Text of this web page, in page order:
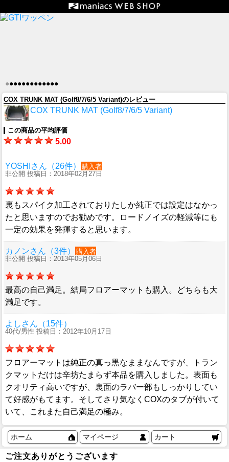
●●●●●●●●●●●●●
COX TRUNK MAT (Golf8/7/6/5 Variant)のレビュー
COX TRUNK MAT (Golf8/7/6/5 Variant)
この商品の平均評価
5.00
YOSHIさん（26件）
購入者
非公開 投稿日：2018年02月27日
裏もスパイク加工されておりたしか純正では設定はなかっ
たと思いますのでお勧めです。ロードノイズの軽減等にも
一定の効果を発揮すると思います。
カノンさん（3件）
購入者
非公開 投稿日：2013年05月06日
最高の自己満足。結局フロアーマットも購入。どちらも大
満足です。
よしさん（15件）
40代/男性 投稿日：2012年10月17日
フロアーマットは純正の真っ黒なままなんですが、トラン
クマットだけは辛坊たまらず本品を購入しました。表面も
クオリティ高いですが、裏面のラバー部もしっかりしてい
て好感がもてます。そしてさり気なくCOXのタブが付いて
いて、これまた自己満足の極み。
ホーム マイページ カート
ご注文ありがとうございます